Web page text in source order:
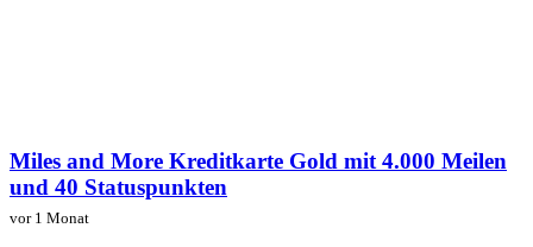
Miles and More Kreditkarte Gold mit 4.000 Meilen
und 40 Statuspunkten
vor 1 Monat